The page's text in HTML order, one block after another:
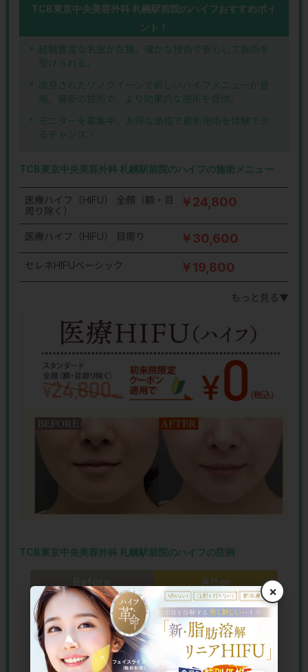
TCB東京中央美容外科 札幌駅前院のハイフおすすめポイ
ント！
経験豊富な名医が在籍。確かな技術で安心して施術を
受けられる。
改良されたソノクイーンで新しいハイフメニューが登
場。最新の技術で、より効果的な施術を提供。
モニターを募集中。お得な価格で最新施術を体験でき
るチャンス！
TCB東京中央美容外科 札幌駅前院のハイフの施術メニュー
医療ハイフ（HIFU） 全顔（額・目
周り除く）
￥24,800
医療ハイフ（HIFU） 目周り ￥30,600
セレネHIFUベーシック ￥19,800
もっと見る▼
TCB東京中央美容外科 札幌駅前院のハイフの症例
After
×